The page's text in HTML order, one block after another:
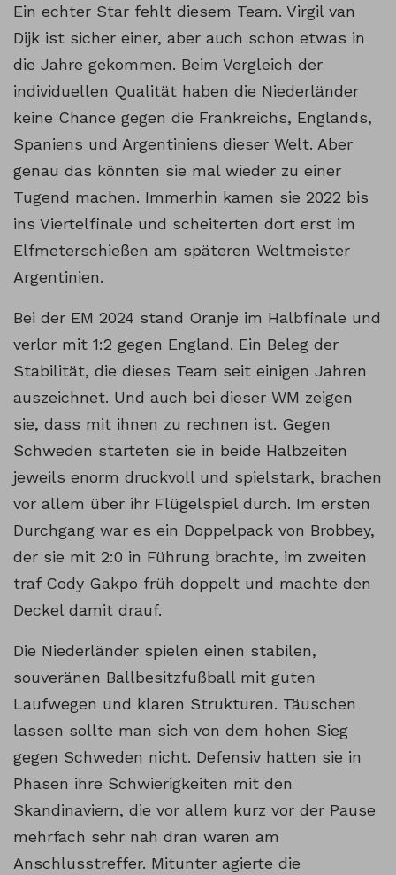
Ein echter Star fehlt diesem Team. Virgil van
Dijk ist sicher einer, aber auch schon etwas in
die Jahre gekommen. Beim Vergleich der
individuellen Qualität haben die Niederländer
keine Chance gegen die Frankreichs, Englands,
Spaniens und Argentiniens dieser Welt. Aber
genau das könnten sie mal wieder zu einer
Tugend machen. Immerhin kamen sie 2022 bis
ins Viertelfinale und scheiterten dort erst im
Elfmeterschießen am späteren Weltmeister
Argentinien.
Bei der EM 2024 stand Oranje im Halbfinale und
verlor mit 1:2 gegen England. Ein Beleg der
Stabilität, die dieses Team seit einigen Jahren
auszeichnet. Und auch bei dieser WM zeigen
sie, dass mit ihnen zu rechnen ist. Gegen
Schweden starteten sie in beide Halbzeiten
jeweils enorm druckvoll und spielstark, brachen
vor allem über ihr Flügelspiel durch. Im ersten
Durchgang war es ein Doppelpack von Brobbey,
der sie mit 2:0 in Führung brachte, im zweiten
traf Cody Gakpo früh doppelt und machte den
Deckel damit drauf.
Die Niederländer spielen einen stabilen,
souveränen Ballbesitzfußball mit guten
Laufwegen und klaren Strukturen. Täuschen
lassen sollte man sich von dem hohen Sieg
gegen Schweden nicht. Defensiv hatten sie in
Phasen ihre Schwierigkeiten mit den
Skandinaviern, die vor allem kurz vor der Pause
mehrfach sehr nah dran waren am
Anschlusstreffer. Mitunter agierte die